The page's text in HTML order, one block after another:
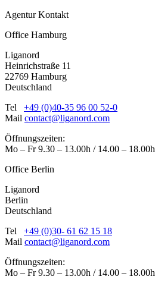
Agentur Kontakt
Office Hamburg
Liganord
Heinrichstraße 11
22769 Hamburg
Deutschland
Tel +49 (0)40-35 96 00 52-0
Mail contact@liganord.com
Öffnungszeiten:
Mo – Fr 9.30 – 13.00h / 14.00 – 18.00h
Office Berlin
Liganord
Berlin
Deutschland
Tel +49 (0)30- 61 62 15 18
Mail contact@liganord.com
Öffnungszeiten:
Mo – Fr 9.30 – 13.00h / 14.00 – 18.00h